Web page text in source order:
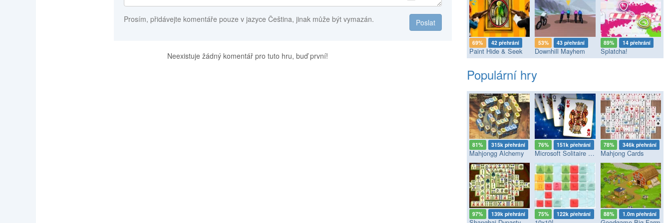
Poslat
Prosím, přidávejte komentáře pouze v jazyce Čeština, jinak může být vymazán.
Neexistuje žádný komentář pro tuto hru, buď první!
69% 42 přehrání
Paint Hide & Seek
53% 43 přehrání
Downhill Mayhem
89% 14 přehrání
Splatcha!
Populární hry
81% 315k přehrání
Mahjongg Alchemy
76% 151k přehrání
Microsoft Solitaire Collection
78% 346k přehrání
Mahjong Cards
97% 139k přehrání 75% 122k přehrání 88% 1.0m přehrání